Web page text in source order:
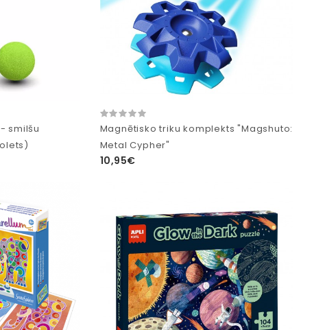
smilšu
Magnētisko triku komplekts "Magshuto:
Metal Cypher"
10,95€